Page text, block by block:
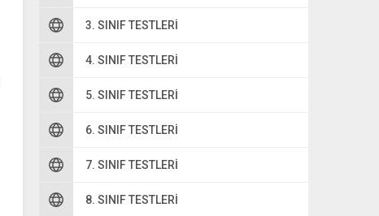
3. SINIF TESTLERI
4. SINIF TESTLERI
5. SINIF TESTLERI
6. SINIF TESTLERI
7. SINIF TESTLERI
8. SINIF TESTLERI